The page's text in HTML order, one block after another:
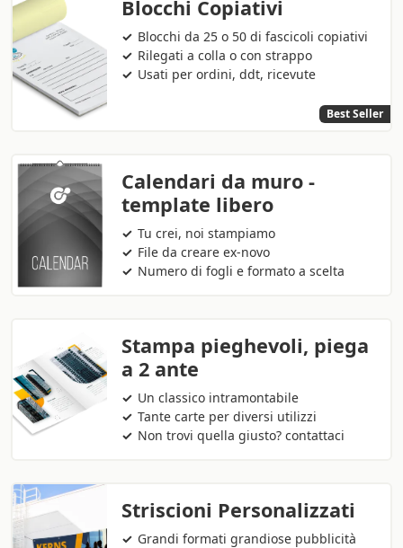
Blocchi Copiativi
Blocchi da 25 o 50 di fascicoli copiativi
Rilegati a colla o con strappo
Usati per ordini, ddt, ricevute
Best Seller
Calendari da muro -
template libero
Tu crei, noi stampiamo
File da creare ex-novo
Numero di fogli e formato a scelta
Stampa pieghevoli, piega
a 2 ante
Un classico intramontabile
Tante carte per diversi utilizzi
Non trovi quella giusto? contattaci
Striscioni Personalizzati
Grandi formati grandiose pubblicità